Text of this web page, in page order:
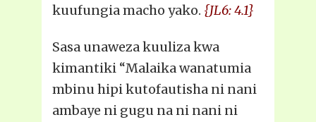
kuufungia macho yako. {JL6: 4.1}
Sasa unaweza kuuliza kwa
kimantiki “Malaika wanatumia
mbinu hipi kutofautisha ni nani
ambaye ni gugu na ni nani ni